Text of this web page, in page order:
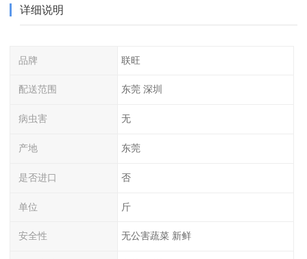
详细说明
品牌 联旺
配送范围 东莞 深圳
病虫害 无
产地 东莞
是否进口 否
单位 斤
安全性 无公害蔬菜 新鲜